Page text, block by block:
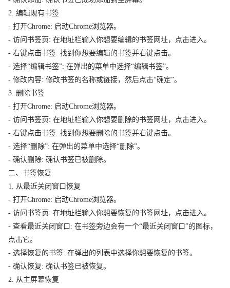
2. 编辑现有书签
- 打开Chrome: 启动Chrome浏览器。
- 访问书签页: 在地址栏输入你想要编辑的书签网址，点击进入。
- 右键点击书签: 找到你想要编辑的书签并右键点击。
- 选择“编辑书签”: 在弹出的菜单中选择“编辑书签”。
- 修改内容: 修改书签的名称或链接，然后点击“确定”。
3. 删除书签
- 打开Chrome: 启动Chrome浏览器。
- 访问书签页: 在地址栏输入你想要删除的书签网址，点击进入。
- 右键点击书签: 找到你想要删除的书签并右键点击。
- 选择“删除”: 在弹出的菜单中选择“删除”。
- 确认删除: 确认书签已被删除。
二、书签恢复
1. 从最近关闭窗口恢复
- 打开Chrome: 启动Chrome浏览器。
- 访问书签页: 在地址栏输入你想要恢复的书签网址，点击进入。
- 查看最近关闭窗口: 在书签旁边会有一个“最近关闭窗口”的图标，
点击它。
- 选择恢复的书签: 在弹出的列表中选择你想要恢复的书签。
- 确认恢复: 确认书签已被恢复。
2. 从主屏幕恢复